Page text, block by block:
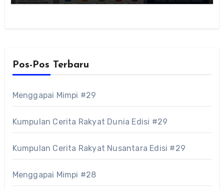
Pos-Pos Terbaru
Menggapai Mimpi #29
Kumpulan Cerita Rakyat Dunia Edisi #29
Kumpulan Cerita Rakyat Nusantara Edisi #29
Menggapai Mimpi #28